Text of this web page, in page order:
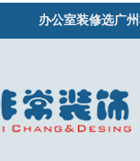
办公室装修选广